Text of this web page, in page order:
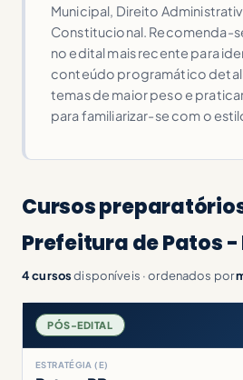
Municipal, Direito
Constitucional. Recomenda-
no edital mais recente para
conteúdo programático
temas de maior peso e
para familiarizar-se com o
Cursos
Prefeitura de Patos -
4 cursosdisponíveis · ordenados por
PÓS-EDITAL
ESTRATÉGIA (E)